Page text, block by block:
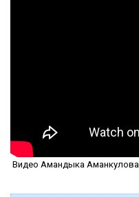
Видео Амандыка Аманкулова